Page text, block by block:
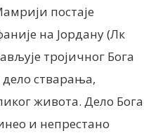
постаје
на Јордану (Лк
тројичног Бога
дело стварања,
живота. Дело Бога
и непрестано